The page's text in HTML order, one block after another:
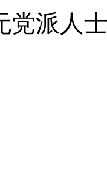
党派人